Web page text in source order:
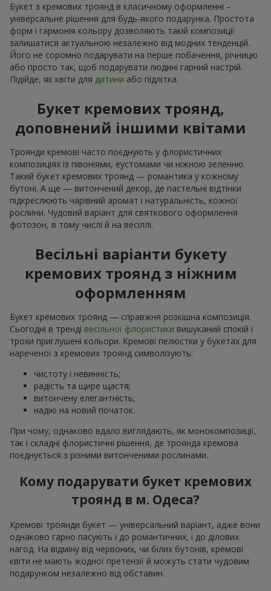
Букет з кремових троянд в класичному оформленні –
універсальне рішення для будь-якого подарунка. Простота
форм і гармонія кольору дозволяють такій композиції
залишатися актуальною незалежно від модних тенденцій.
Його не соромно подарувати на перше побачення, річницю
або просто так, щоб подарувати людині гарний настрій.
Підійде, як квіти для дитини або підлітка.
Букет кремових троянд,
доповнений іншими квітами
Троянди кремові часто поєднують у флористичних
композиціях із півоніями, еустомами чи ніжною зеленню.
Такий букет кремових троянд — романтика у кожному
бутоні. А ще — витончений декор, де пастельні відтінки
підкреслюють чарівний аромат і натуральність, кожної
рослини. Чудовий варіант для святкового оформлення
фотозон, в тому числі й на весіллі.
Весільні варіанти букету
кремових троянд з ніжним
оформленням
Букет кремових троянд — справжня розкішна композиція.
Сьогодні в тренді весільної флористики вишуканий спокій і
трохи приглушені кольори. Кремові пелюстки у букетах для
нареченої з кремових троянд символізують:
чистоту і невинність;
радість та щире щастя;
витончену елегантність;
надію на новий початок.
При чому, однаково вдало виглядають, як монокомпозиції,
так і складні флористичні рішення, де троянда кремова
поєднується з різними витонченими рослинами.
Кому подарувати букет кремових
троянд в м. Одеса?
Кремові троянди букет — універсальний варіант, адже вони
однаково гарно пасують і до романтичних, і до ділових
нагод. На відміну від червоних, чи білих бутонів, кремові
квіти не мають жодної претензії й можуть стати чудовим
подарунком незалежно від обставин.